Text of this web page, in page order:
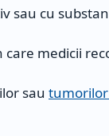
sau cu
medicii
sau